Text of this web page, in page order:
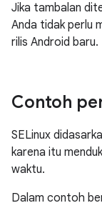
Jika tambalan
Anda tidak perlu
rilis Android baru.
Contoh
SELinux
karena itu
waktu.
Dalam contoh